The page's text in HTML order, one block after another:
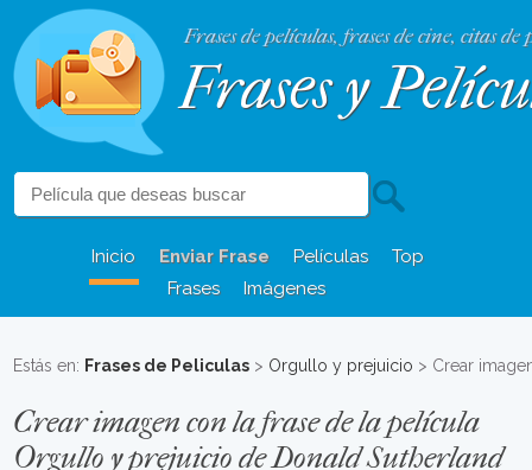
Frases de películas, frases de cine, citas de
Frases y
Inicio Enviar Frase Películas
Top
Frases
Imágenes
Estás en: Frases de Peliculas > Orgullo y prejuicio > Crear
Crear imagen con la frase de la película
Orgullo y prejuicio de Donald Sutherland